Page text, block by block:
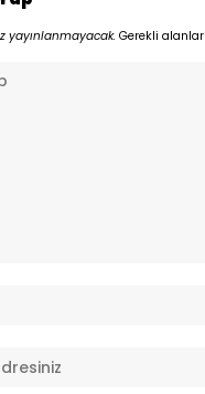
yayınlanmayacak. Gerekli alanlar